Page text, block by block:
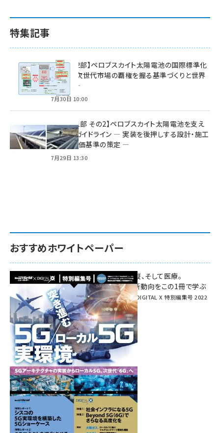
特集記事
特集【第2部】ペロブスカイト太陽電池の国際標準化
戦略 ― 次世代市場の覇権を握る基準づくりと世界
の動向 ―
7月30日 10:00
特集【第1部 その2】ペロブスカイト太陽電池を支え
る2つのガイドライン ― 実装を後押しする設計・施工
方針と評価基準の策定 ―
7月29日 13:30
おすすめホワイトペーパー
環境対策、建機の遠隔操縦、そして医療。
次世代通信規格「5G」最新動向をこの1冊で学ぶ
SmartGrid ニューズレター × DIGITAL X 特別編集号 2022
Summer